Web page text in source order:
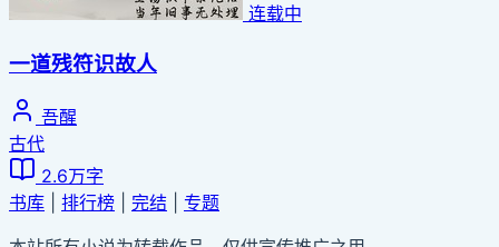
连载中
一道残符识故人
吾醒
古代
2.6万字
书库
排行榜 完结
专题